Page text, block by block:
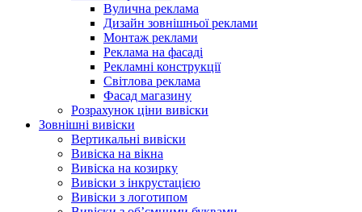
Вулична реклама
Дизайн зовнішньої реклами
Монтаж реклами
Реклама на фасаді
Рекламні конструкції
Світлова реклама
Фасад магазину
Розрахунок ціни вивіски
Зовнішні вивіски
Вертикальні вивіски
Вивіска на вікна
Вивіска на козирку
Вивіски з інкрустацією
Вивіски з логотипом